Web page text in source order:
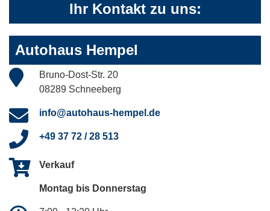
Ihr Kontakt zu uns:
Autohaus Hempel
Bruno-Dost-Str. 20
08289 Schneeberg
info@autohaus-hempel.de
+49 37 72 / 28 513
Verkauf
Montag bis Donnerstag